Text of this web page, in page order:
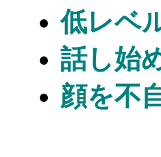
低レベ
話し始
顔を不